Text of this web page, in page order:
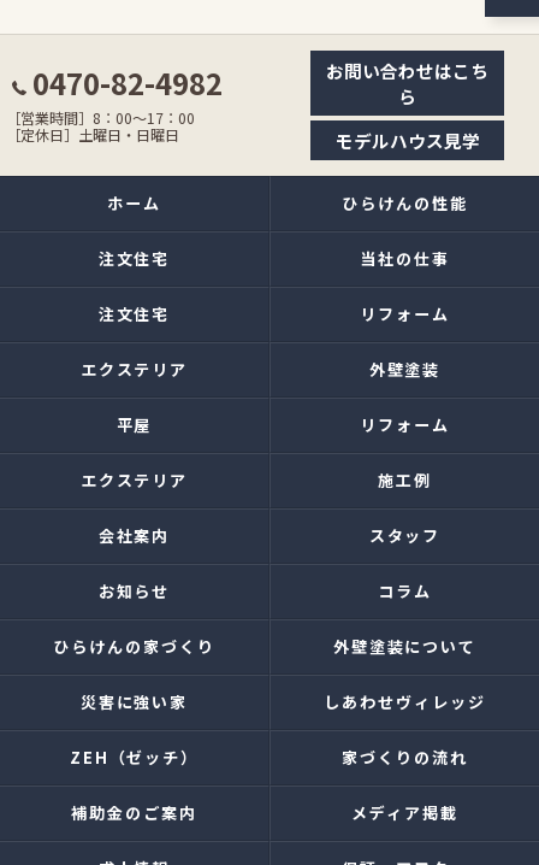
0470-82-4982
［営業時間］8：00〜17：00
［定休日］土曜日・日曜日
お問い合わせはこち
ら
モデルハウス見学
ホーム ひらけんの性能
注文住宅 当社の仕事
注文住宅 リフォーム
エクステリア 外壁塗装
平屋 リフォーム
エクステリア 施工例
会社案内 スタッフ
お知らせ コラム
ひらけんの家づくり 外壁塗装について
災害に強い家 しあわせヴィレッジ
ZEH（ゼッチ） 家づくりの流れ
補助金のご案内 メディア掲載